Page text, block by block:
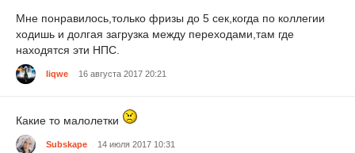
Мне понравилось,только фризы до 5 сек,когда по коллегии
ходишь и долгая загрузка между переходами,там где
находятся эти НПС.
liqwe 16 августа 2017 20:21
Какие то малолетки
Subskape 14 июля 2017 10:31